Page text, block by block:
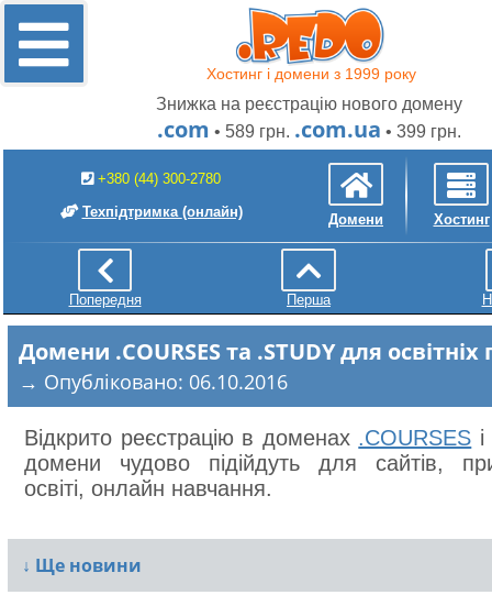
Хостинг і домени з 1999 року
Знижка на реєстрацію нового домену
.com • 589 грн. .com.ua • 399 грн.
+380 (44) 300-2780
Техпідтримка (онлайн) Домени Хостинг
Попередня Перша
Домени .COURSES та .STUDY для освітніх
→ Опубліковано: 06.10.2016
Відкрито реєстрацію в доменах .COURSES і
домени чудово підійдуть для сайтів,
освіті, онлайн навчання.
↓ Ще новини